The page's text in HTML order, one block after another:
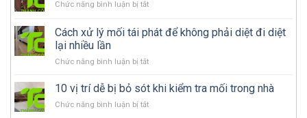
tự
lý
diệt
mối?
cánh
hiện
phải
đã
Chức năng bình luận bị tắtở
khi
diệt
cần
gì
tránh
Cách xử lý mối tái phát để không phải diệt đi diệt
lại nhiều lần
Chức năng bình luận bị tắtở
xử
mối
10 vị trí dễ bị bỏ sót khi kiểm tra mối trong nhà
Chức năng bình luận bị tắtở